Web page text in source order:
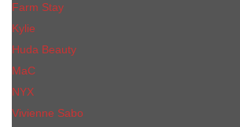
Farm Stay
Kylie
Huda Beauty
МаС
NYX
Vivienne Sabo